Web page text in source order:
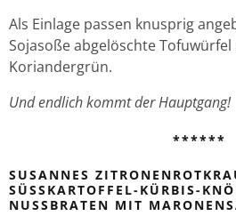
Als Einlage passen knusprig
Sojasoße abgelöschte
Koriandergrün.
Und endlich kommt der Hauptgang!
******
SUSANNES
SÜSSKARTOFFEL-KÜRBIS-
USSBRATEN MIT